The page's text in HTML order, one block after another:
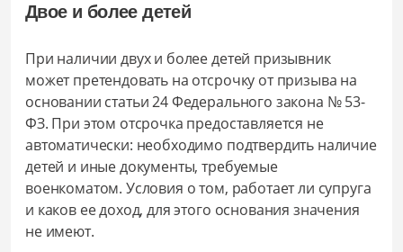
Двое и более детей
При наличии двух и более детей призывник
может претендовать на отсрочку от призыва на
основании статьи 24 Федерального закона № 53-
ФЗ. При этом отсрочка предоставляется не
автоматически: необходимо подтвердить наличие
детей и иные документы, требуемые
военкоматом. Условия о том, работает ли супруга
и каков ее доход, для этого основания значения
не имеют.